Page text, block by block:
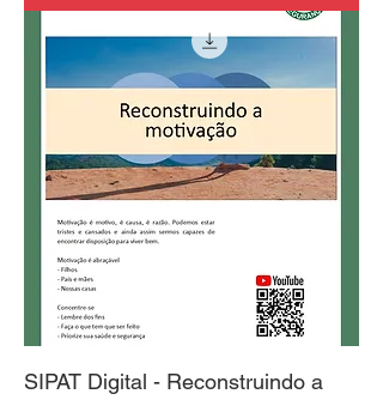
SIPAT Digital - Reconstruindo a